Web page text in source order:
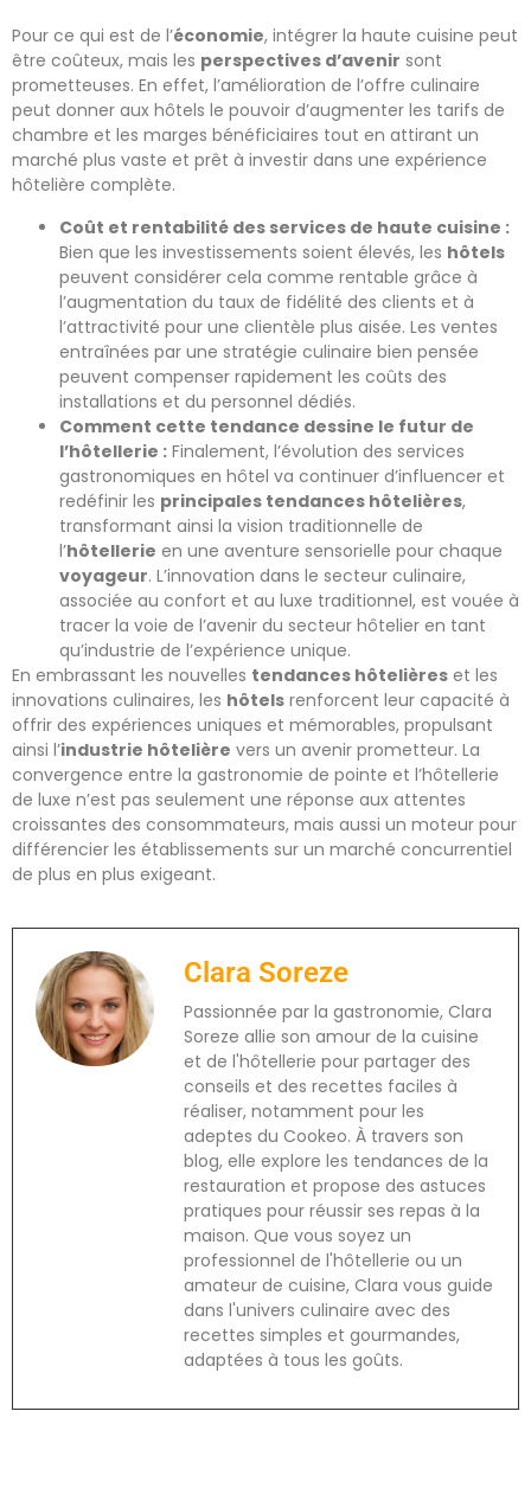
Pour ce qui est de l’économie, intégrer la haute cuisine peut
être coûteux, mais les perspectives d’avenir sont
prometteuses. En effet, l’amélioration de l’offre culinaire
peut donner aux hôtels le pouvoir d’augmenter les tarifs de
chambre et les marges bénéficiaires tout en attirant un
marché plus vaste et prêt à investir dans une expérience
hôtelière complète.
Coût et rentabilité des services de haute cuisine :
Bien que les investissements soient élevés, les hôtels
peuvent considérer cela comme rentable grâce à
l’augmentation du taux de fidélité des clients et à
l’attractivité pour une clientèle plus aisée. Les ventes
entraînées par une stratégie culinaire bien pensée
peuvent compenser rapidement les coûts des
installations et du personnel dédiés.
Comment cette tendance dessine le futur de
l’hôtellerie : Finalement, l’évolution des services
gastronomiques en hôtel va continuer d’influencer et
redéfinir les principales tendances hôtelières,
transformant ainsi la vision traditionnelle de
l’hôtellerie en une aventure sensorielle pour chaque
voyageur. L’innovation dans le secteur culinaire,
associée au confort et au luxe traditionnel, est vouée à
tracer la voie de l’avenir du secteur hôtelier en tant
qu’industrie de l’expérience unique.
En embrassant les nouvelles tendances hôtelières et les
innovations culinaires, les hôtels renforcent leur capacité à
offrir des expériences uniques et mémorables, propulsant
ainsi l’industrie hôtelière vers un avenir prometteur. La
convergence entre la gastronomie de pointe et l’hôtellerie
de luxe n’est pas seulement une réponse aux attentes
croissantes des consommateurs, mais aussi un moteur pour
différencier les établissements sur un marché concurrentiel
de plus en plus exigeant.
Clara Soreze
Passionnée par la gastronomie, Clara
Soreze allie son amour de la cuisine
et de l'hôtellerie pour partager des
conseils et des recettes faciles à
réaliser, notamment pour les
adeptes du Cookeo. À travers son
blog, elle explore les tendances de la
restauration et propose des astuces
pratiques pour réussir ses repas à la
maison. Que vous soyez un
professionnel de l'hôtellerie ou un
amateur de cuisine, Clara vous guide
dans l'univers culinaire avec des
recettes simples et gourmandes,
adaptées à tous les goûts.